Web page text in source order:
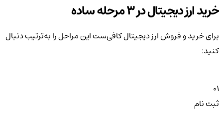
خرید ارز دیجیتال در 3 مرحله ساده
برای خرید و فروش ارز دیجیتال کافی‌ست این مراحل را به‌ترتیب دنبال
کنید:
01
ثبت نام